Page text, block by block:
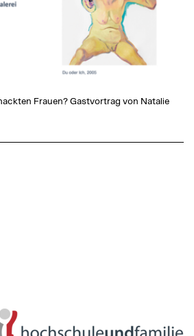
Frauen? Gastvortrag von Natalie